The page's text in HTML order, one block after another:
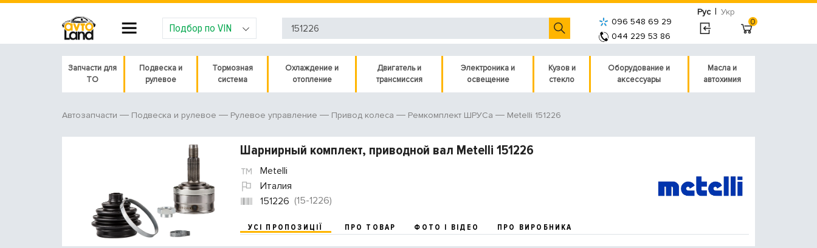
Рус | Укр
Подбор по VIN
096 548 69 29
044 229 53 86
0
Запчасти для
ТО
Подвеска и
рулевое
Тормозная
система
Охлаждение и
отопление
Двигатель и
трансмиссия
Электроника и
освещение
Кузов и
стекло
Оборудование и
аксессуары
Масла и
автохимия
Автозапчасти Подвеска и рулевое Рулевое управление Привод колеса Ремкомплект ШРУСа Metelli 151226
Шарнирный комплект, приводной вал Metelli 151226
Metelli
Италия
151226 (15-1226)
УСІ ПРОПОЗИЦІЇ ПРО ТОВАР ФОТО І ВІДЕО ПРО ВИРОБНИКА